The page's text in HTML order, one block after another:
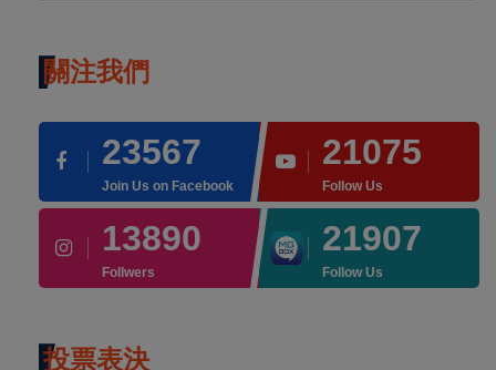
關注我們
23567
Join Us on Facebook
21075
Follow Us
13890
Follwers
21907
Follow Us
投票表決